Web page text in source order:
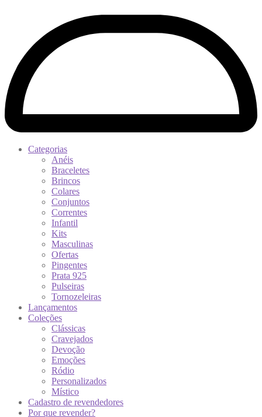
Categorias
Anéis
Braceletes
Brincos
Colares
Conjuntos
Correntes
Infantil
Kits
Masculinas
Ofertas
Pingentes
Prata 925
Pulseiras
Tornozeleiras
Lançamentos
Coleções
Clássicas
Cravejados
Devoção
Emoções
Ródio
Personalizados
Místico
Cadastro de revendedores
Por que revender?